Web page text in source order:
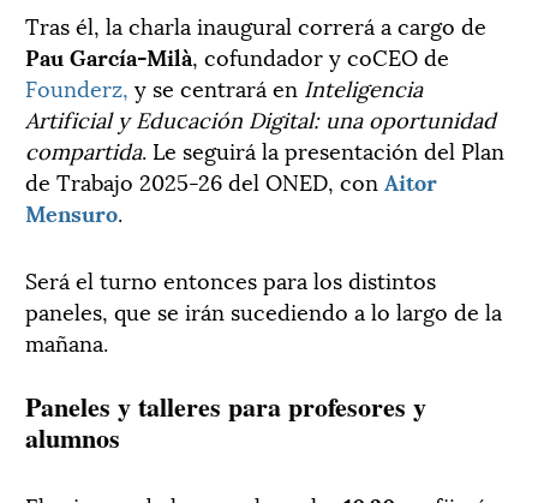
Tras él, la charla inaugural correrá a cargo de
Pau García-Milà, cofundador y coCEO de
Founderz, y se centrará en Inteligencia
Artificial y Educación Digital: una oportunidad
compartida. Le seguirá la presentación del Plan
de Trabajo 2025-26 del ONED, con Aitor
Mensuro.
Será el turno entonces para los distintos
paneles, que se irán sucediendo a lo largo de la
mañana.
Paneles y talleres para profesores y
alumnos